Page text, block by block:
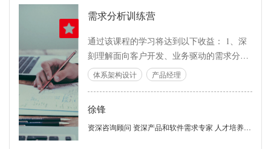
需求分析训练营
通过该课程的学习将达到以下收益： 1、深
刻理解面向客户开发、业务驱动的需求分析
思想，有效地理解“价值模型”、“业务(组织)
模型”和“系统模型”之间的关系，建立清晰的
项目特点、团队特点选择正确的需求分析策
略与工具。 2、对需求分析工作阶段建立清
体系架构设计 产品经理
徐锋
资深咨询顾问 资深产品和软件需求专家 人才培养专家